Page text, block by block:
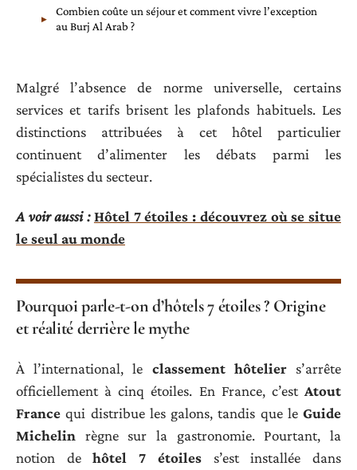
Combien coûte un séjour et comment vivre l’exception
au Burj Al Arab ?
Malgré l’absence de norme universelle, certains
services et tarifs brisent les plafonds habituels. Les
distinctions attribuées à cet hôtel particulier
continuent d’alimenter les débats parmi les
spécialistes du secteur.
A voir aussi : Hôtel 7 étoiles : découvrez où se situe
le seul au monde
Pourquoi parle-t-on d’hôtels 7 étoiles ? Origine
et réalité derrière le mythe
À l’international, le classement hôteliers’arrête
officiellement à cinq étoiles. En France, c’est Atout
France qui distribue les galons, tandis que le Guide
Michelin règne sur la gastronomie. Pourtant, la
notion dehôtel 7 étoiless’est installée dans